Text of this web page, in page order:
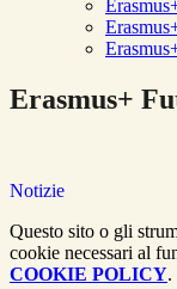
Erasmus+
Notizie
Questo sito o gli
cookie necessari al
COOKIE POLICY.